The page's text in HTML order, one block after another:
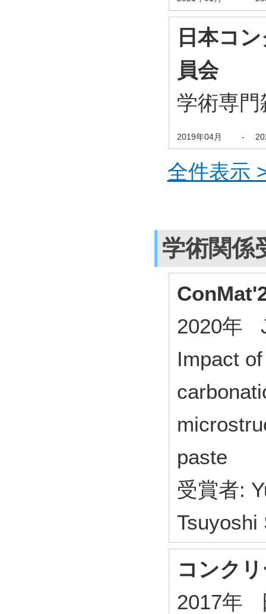
日本コ
員会
学術専
2019年04月 -
全件表示
学術関係
2020年
Impact
paste
受賞者:
Tsuyoshi
コンク
2017年